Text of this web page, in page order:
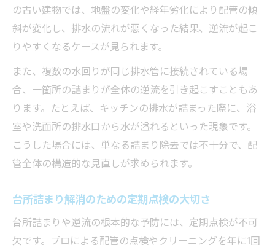
の古い建物では、地盤の変化や経年劣化により配管の傾
斜が変化し、排水の流れが悪くなった結果、逆流が起こ
りやすくなるケースが見られます。
また、複数の水回りが同じ排水管に接続されている場
合、一箇所の詰まりが全体の逆流を引き起こすこともあ
ります。たとえば、キッチンの排水が詰まった際に、浴
室や洗面所の排水口から水が溢れるといった現象です。
こうした場合には、単なる詰まり除去では不十分で、配
管全体の構造的な見直しが求められます。
台所詰まり解消のための定期点検の大切さ
台所詰まりや逆流の根本的な予防には、定期点検が不可
欠です。プロによる配管の点検やクリーニングを年に1回